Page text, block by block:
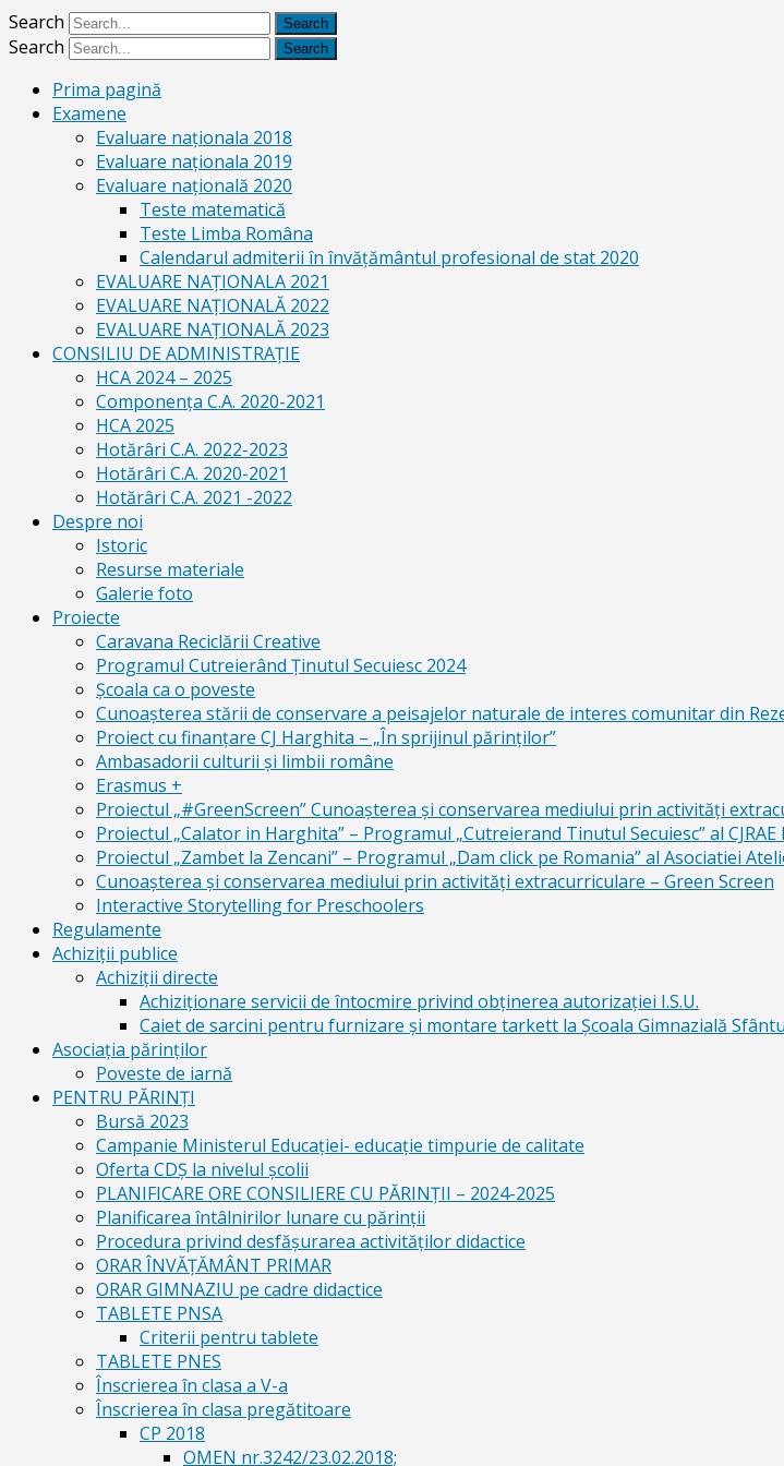
Search
Search
Prima pagină
Examene
Evaluare naționala 2018
Evaluare naționala 2019
Evaluare națională 2020
Teste matematică
Teste Limba Româna
Calendarul admiterii în învăţământul profesional de stat 2020
EVALUARE NAȚIONALA 2021
EVALUARE NAŢIONALĂ 2022
EVALUARE NAŢIONALĂ 2023
CONSILIU DE ADMINISTRAȚIE
HCA 2024 – 2025
Componența C.A. 2020-2021
HCA 2025
Hotărâri C.A. 2022-2023
Hotărâri C.A. 2020-2021
Hotărâri C.A. 2021 -2022
Despre noi
Istoric
Resurse materiale
Galerie foto
Proiecte
Caravana Reciclării Creative
Programul Cutreierând Ținutul Secuiesc 2024
Școala ca o poveste
Cunoaşterea stării de conservare a peisajelor naturale de interes comunitar din
Proiect cu finanţare CJ Harghita – „În sprijinul părinţilor”
Ambasadorii culturii și limbii române
Erasmus +
Proiectul „#GreenScreen” Cunoașterea şi conservarea mediului prin activităţi
Proiectul „Calator in Harghita” – Programul „Cutreierand Tinutul Secuiesc” al
Proiectul „Zambet la Zencani” – Programul „Dam click pe Romania” al Asociatiei
Cunoașterea și conservarea mediului prin activități extracurriculare – Green Screen
Interactive Storytelling for Preschoolers
Regulamente
Achiziții publice
Achiziții directe
Achiziționare servicii de întocmire privind obținerea autorizației I.S.U.
Caiet de sarcini pentru furnizare și montare tarkett la Școala Gimnazială
Asociația părinților
Poveste de iarnă
PENTRU PĂRINȚI
Bursă 2023
Campanie Ministerul Educației- educație timpurie de calitate
Oferta CDŞ la nivelul şcolii
PLANIFICARE ORE CONSILIERE CU PĂRINȚII – 2024-2025
Planificarea întâlnirilor lunare cu părinții
Procedura privind desfășurarea activităților didactice
ORAR ÎNVĂȚĂMÂNT PRIMAR
ORAR GIMNAZIU pe cadre didactice
TABLETE PNSA
Criterii pentru tablete
TABLETE PNES
Înscrierea în clasa a V-a
Înscrierea în clasa pregătitoare
CP 2018
OMEN nr.3242/23.02.2018;